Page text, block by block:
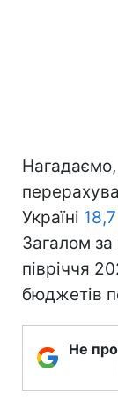
Україні
Загалом
півріччя
бюджетів
Не